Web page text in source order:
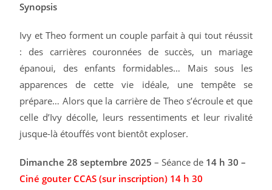
Synopsis
Ivy et Theo forment un couple parfait à qui tout réussit
: des carrières couronnées de succès, un mariage
épanoui, des enfants formidables… Mais sous les
apparences de cette vie idéale, une tempête se
prépare… Alors que la carrière de Theo s’écroule et que
celle d’Ivy décolle, leurs ressentiments et leur rivalité
jusque-là étouffés vont bientôt exploser.
Dimanche 28 septembre2025 – Séance de 14 h 30 –
Ciné gouter CCAS (sur inscription) 14 h 30